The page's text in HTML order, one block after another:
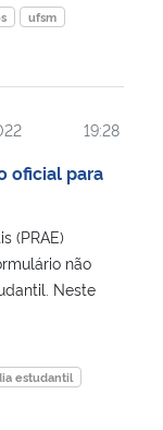
ufsm
19:28
oficial para
(PRAE)
não
Neste
estudantil